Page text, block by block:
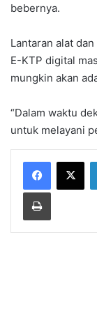
bebernya.
Lantaran alat
E-KTP digital
mungkin akan
“Dalam waktu
untuk melayani